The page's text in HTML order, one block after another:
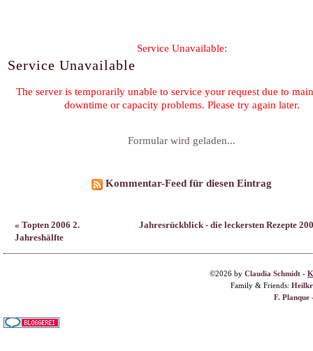
Formular wird geladen...
Kommentar-Feed für diesen Eintrag
©2026 byClaudia Schmidt